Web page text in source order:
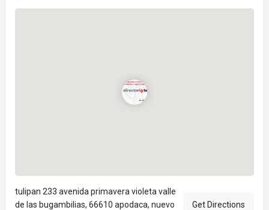
tulipan 233 avenida primavera violeta valle
de las bugambilias, 66610 apodaca, nuevo
Get Directions